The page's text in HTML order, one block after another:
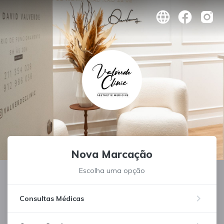
Nova Marcação
Escolha uma opção
Consultas Médicas keyboard_arrow_right